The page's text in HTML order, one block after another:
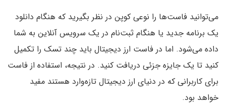
می‌توانید فاست‌ها را نوعی کوپن‌ در نظر بگیرید که هنگام دانلود
یک برنامه جدید یا هنگام ثبت‌نام در یک سرویس آنلاین به شما
داده می‌شود. اما در فاست‌ ارز دیجیتال باید چند تسک را تکمیل
کنید تا یک جایزه جزئی دریافت کنید. در نتیجه، استفاده از فاست
برای کاربرانی که در دنیای ارز دیجیتال تازه‌وارد هستند مفید
خواهد بود.